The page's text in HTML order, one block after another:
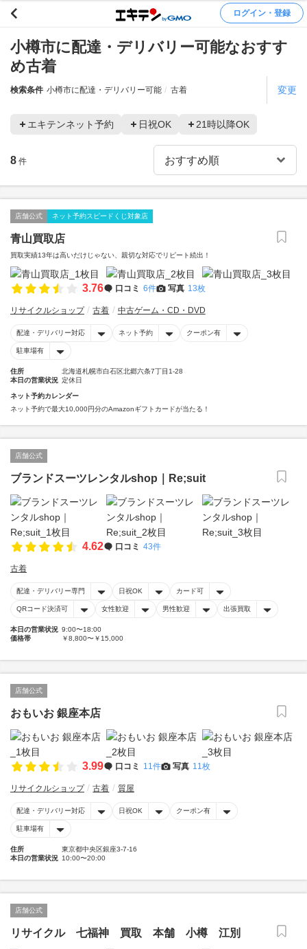
ログイン・登録
小樽市に配達・デリバリー可能なおすす
め古着
検索条件 小樽市に配達・デリバリー可能 古着 変更
エキテンネット予約 日祝OK 21時以降OK
8 件
店舗公式 ネット予約スピードくじ対象店
青山買取店
買取実績13年は高いだけじゃない、親切な対応でリピート続出！
3.76 口コミ 6件 写真 13枚
リサイクルショップ 古着 中古ゲーム・CD・DVD
配達・デリバリー対応 ネット予約 クーポン有
駐車場有
住所
北海道札幌市白石区北郷六条7丁目1-28
本日の営業状況 定休日
ネット予約カレンダー
ネット予約で最大10,000円分のAmazonギフトカードが当たる！
店舗公式
ブランドスーツレンタルshop｜Re;suit
4.62 口コミ 43件
古着
配達・デリバリー専門 日祝OK カード可
QRコード決済可 女性歓迎 男性歓迎 出張買取
本日の営業状況 9:00〜18:00
価格帯
￥8,800〜￥15,000
店舗公式
おもいお 銀座本店
3.99 口コミ 11件 写真 11枚
リサイクルショップ 古着 質屋
配達・デリバリー対応 日祝OK クーポン有
駐車場有
住所
東京都中央区銀座3-7-16
本日の営業状況 10:00〜20:00
店舗公式
リサイクル 七福神 買取 本舗 小樽 江別